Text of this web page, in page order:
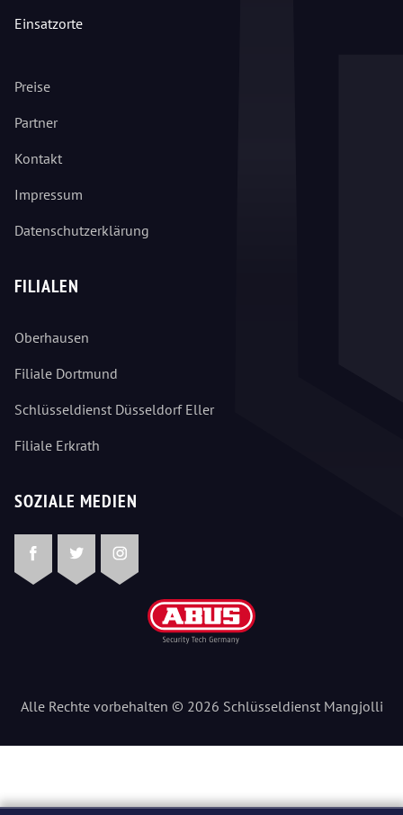
Einsatzorte
Preise
Partner
Kontakt
Impressum
Datenschutzerklärung
FILIALEN
Oberhausen
Filiale Dortmund
Schlüsseldienst Düsseldorf Eller
Filiale Erkrath
SOZIALE MEDIEN
FacebookTwitterInstagram
Alle Rechte vorbehalten © 2026 Schlüsseldienst Mangjolli